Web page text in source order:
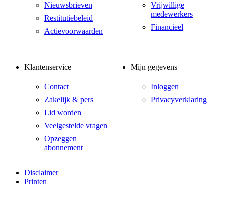
Nieuwsbrieven
Restitutiebeleid
Actievoorwaarden
Vrijwillige
medewerkers
Financieel
Klantenservice
Contact
Zakelijk & pers
Lid worden
Veelgestelde vragen
Opzeggen
abonnement
Mijn gegevens
Inloggen
Privacyverklaring
Disclaimer
Printen